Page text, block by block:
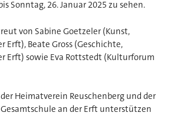
Sonntag, 26. Januar 2025 zu sehen.
von Sabine Goetzeler (Kunst,
Erft), Beate Gross (Geschichte,
Erft) sowie Eva Rottstedt (Kulturforum
Heimatverein Reuschenberg und der
an der Erft unterstützen